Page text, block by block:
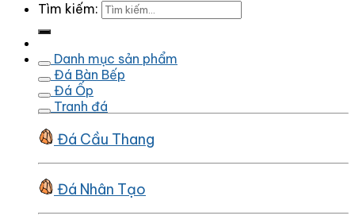
Tìm kiếm:
Danh mục sản phẩm
Đá Bàn Bếp
Đá Ốp
Tranh đá
Đá Cầu Thang
Đá Nhân Tạo